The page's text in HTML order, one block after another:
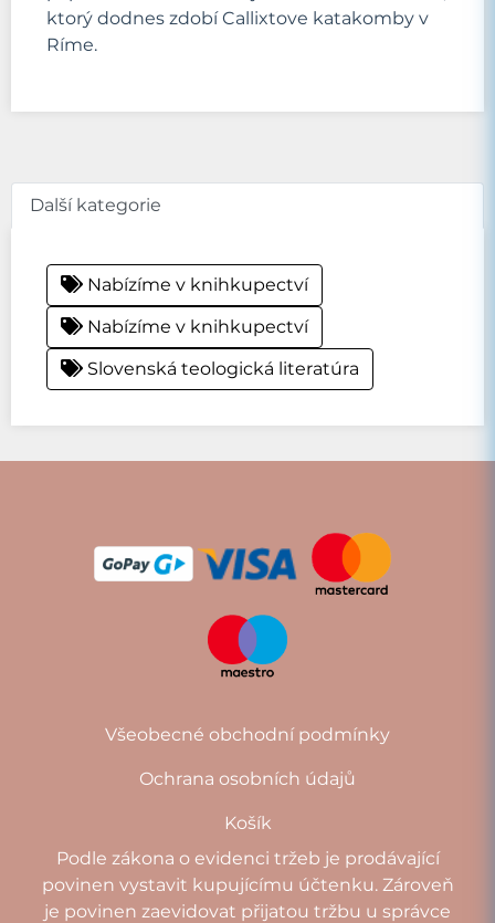
ktorý dodnes zdobí Callixtove katakomby v
Ríme.
Další kategorie
Nabízíme v knihkupectví
Nabízíme v knihkupectví
Slovenská teologická literatúra
Všeobecné obchodní podmínky
Ochrana osobních údajů
Košík
Podle zákona o evidenci tržeb je prodávající
povinen vystavit kupujícímu účtenku. Zároveň
je povinen zaevidovat přijatou tržbu u správce